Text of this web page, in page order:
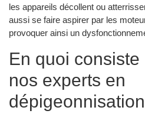
les appareils décollent ou
aussi se faire aspirer par les
provoquer ainsi un
En quoi
nos experts en